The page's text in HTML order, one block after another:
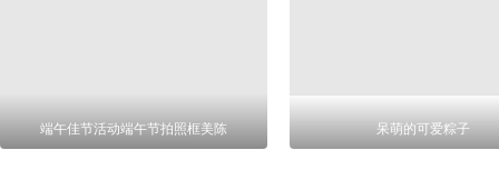
端午佳节活动端午节拍照框美陈 呆萌的可爱粽子